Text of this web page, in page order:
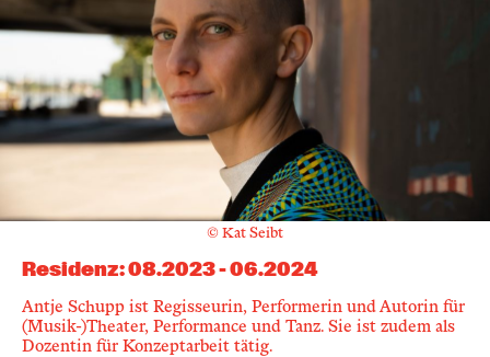
© Kat Seibt
Residenz:08.2023-06.2024
Antje Schupp ist Regisseurin, Performerin und Autorin für
(Musik-)Theater, Performance und Tanz. Sie ist zudem als
Dozentin für Konzeptarbeit tätig.